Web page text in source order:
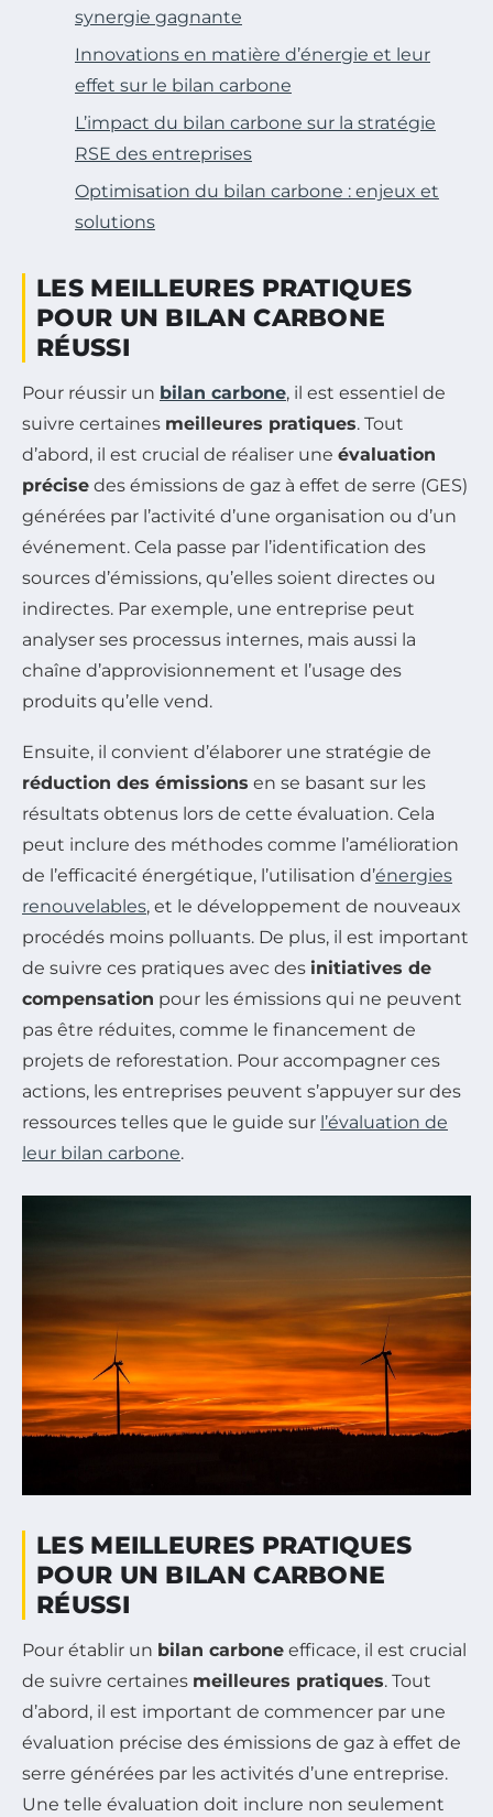
synergie gagnante
Innovations en matière d’énergie et leur
effet sur le bilan carbone
L’impact du bilan carbone sur la stratégie
RSE des entreprises
Optimisation du bilan carbone : enjeux et
solutions
LES MEILLEURES PRATIQUES
POUR UN BILAN CARBONE
RÉUSSI
Pour réussir un bilan carbone, il est essentiel de
suivre certaines meilleures pratiques. Tout
d’abord, il est crucial de réaliser une évaluation
précise des émissions de gaz à effet de serre (GES)
générées par l’activité d’une organisation ou d’un
événement. Cela passe par l’identification des
sources d’émissions, qu’elles soient directes ou
indirectes. Par exemple, une entreprise peut
analyser ses processus internes, mais aussi la
chaîne d’approvisionnement et l’usage des
produits qu’elle vend.
Ensuite, il convient d’élaborer une stratégie de
réduction des émissions en se basant sur les
résultats obtenus lors de cette évaluation. Cela
peut inclure des méthodes comme l’amélioration
de l’efficacité énergétique, l’utilisation d’énergies
renouvelables, et le développement de nouveaux
procédés moins polluants. De plus, il est important
de suivre ces pratiques avec des initiatives de
compensation pour les émissions qui ne peuvent
pas être réduites, comme le financement de
projets de reforestation. Pour accompagner ces
actions, les entreprises peuvent s’appuyer sur des
ressources telles que le guide sur l’évaluation de
leur bilan carbone.
LES MEILLEURES PRATIQUES
POUR UN BILAN CARBONE
RÉUSSI
Pour établir un bilan carbone efficace, il est crucial
de suivre certaines meilleures pratiques. Tout
d’abord, il est important de commencer par une
évaluation précise des émissions de gaz à effet de
serre générées par les activités d’une entreprise.
Une telle évaluation doit inclure non seulement